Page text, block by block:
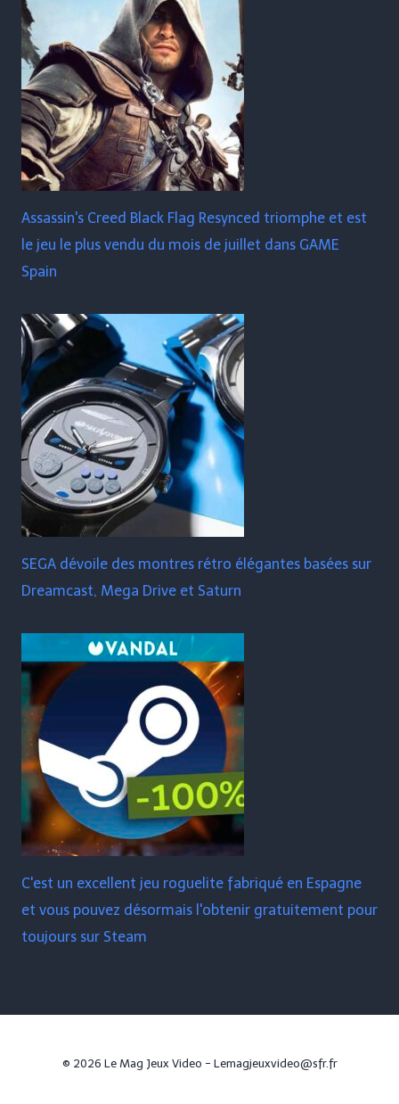
Assassin's Creed Black Flag Resynced triomphe et est
le jeu le plus vendu du mois de juillet dans GAME
Spain
SEGA dévoile des montres rétro élégantes basées sur
Dreamcast, Mega Drive et Saturn
C'est un excellent jeu roguelite fabriqué en Espagne
et vous pouvez désormais l'obtenir gratuitement pour
toujours sur Steam
© 2026 Le Mag Jeux Video - Lemagjeuxvideo@sfr.fr